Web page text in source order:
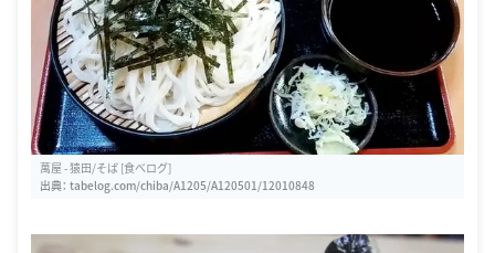
萬屋 - 猿田/そば [食べログ]
出典： tabelog.com/chiba/A1205/A120501/12010848